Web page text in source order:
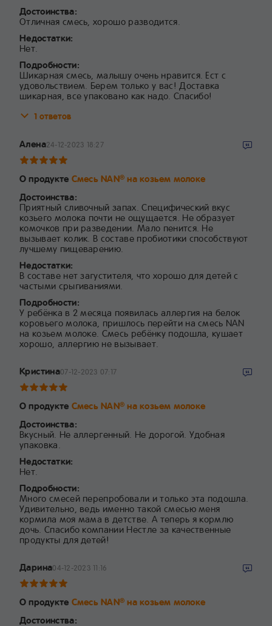
Достоинства:
Отличная смесь, хорошо разводится.
Недостатки:
Нет.
Подробности:
Шикарная смесь, малышу очень нравится. Ест с
удовольствием. Берем только у вас! Доставка
шикарная, все упаковано как надо. Спасибо!
1 ответов
Алена24-12-2023 18:27
О продукте Смесь NAN® на козьем молоке
Достоинства:
Приятный сливочный запах. Специфический вкус
козьего молока почти не ощущается. Не образует
комочков при разведении. Мало пенится. Не
вызывает колик. В составе пробиотики способствуют
лучшему пищеварению.
Недостатки:
В составе нет загустителя, что хорошо для детей с
частыми срыгиваниями.
Подробности:
У ребëнка в 2 месяца появилась аллергия на белок
коровьего молока, пришлось перейти на смесь NAN
на козьем молоке. Смесь ребëнку подошла, кушает
хорошо, аллергию не вызывает.
Кристина07-12-2023 07:17
О продукте Смесь NAN® на козьем молоке
Достоинства:
Вкусный. Не аллергенный. Не дорогой. Удобная
упаковка.
Недостатки:
Нет.
Подробности:
Много смесей перепробовали и только эта подошла.
Удивительно, ведь именно такой смесью меня
кормила моя мама в детстве. А теперь я кормлю
дочь. Спасибо компании Нестле за качественные
продукты для детей!
Дарина04-12-2023 11:16
О продукте Смесь NAN® на козьем молоке
Достоинства: